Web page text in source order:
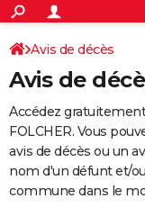
ACTUALITÉS
Politique
Société
Faits Divers
Education
Monde
Villes
+
SPORT
Coupe du monde 2026
Football
Tennis
Cyclisme
Rugby
Forum
Programme TV
TNT
Streaming
Cinéma
Sorties cinéma
Musique
+
FINANCE
Retraite
Epargne
Immobilier
Risques naturels par
Banque
Assurance
AUTO
Essais
Réserver un essai
Citadines
Berlines
SUV
Forum auto
+
Avis de décès
Avis de
Accédez
FOLCHER. Vous
avis de décès ou un
nom d'un défunt et/
commune dans le